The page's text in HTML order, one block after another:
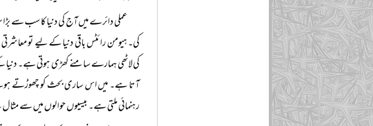
عملی دائرے میں آج کی دنیا کا سب سے
کی۔ ہیومن رائٹس باقی دنیا کے لیے تو
کی لاٹھی ہمارے سامنے کھڑی ہوتی ہے۔
آتا ہے۔ میں اس ساری بحث کو چھوڑتے
رہنمائی ملتی ہے۔ بیسیوں حوالوں میں سے